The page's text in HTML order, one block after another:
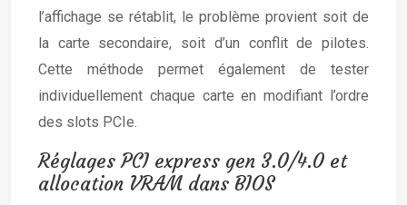
l’affichage se rétablit, le problème provient soit de
la carte secondaire, soit d’un conflit de pilotes.
Cette méthode permet également de tester
individuellement chaque carte en modifiant l’ordre
des slots PCIe.
Réglages PCI express gen 3.0/4.0 et
allocation VRAM dans BIOS